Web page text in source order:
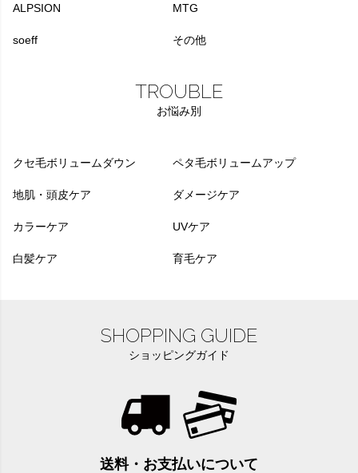
ALPSION MTG
soeff その他
TROUBLE
お悩み別
クセ毛ボリュームダウン ペタ毛ボリュームアップ
地肌・頭皮ケア ダメージケア
カラーケア UVケア
白髪ケア 育毛ケア
SHOPPING GUIDE
ショッピングガイド
送料・お支払いについて